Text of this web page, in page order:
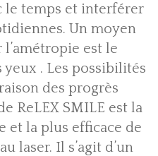
le temps et interférer
Un moyen
est le
. Les possibilités
des progrès
ReLEX SMILE est la
et la plus efficace de
laser. Il s’agit d’un